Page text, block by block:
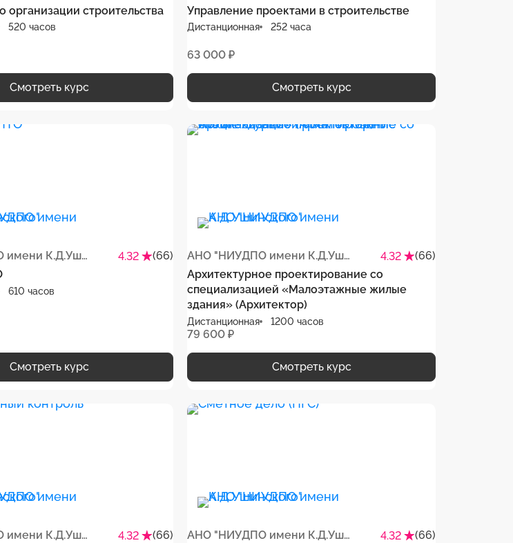
организации строительства
520 часов
Смотреть курс
Управление проектами в строительстве
Дистанционная 252 часа
63 000 ₽
Смотреть курс
АНО "НИУДПО имени К.Д.Ушинского" 4.32
(66)
610 часов
Смотреть курс
АНО "НИУДПО имени К.Д.Ушинского" 4.32
(66)
Архитектурное проектирование со
специализацией «Малоэтажные жилые
здания» (Архитектор)
Дистанционная 1200 часов
79 600 ₽
Смотреть курс
АНО "НИУДПО имени К.Д.Ушинского" 4.32
(66)
АНО "НИУДПО имени К.Д.Ушинского" 4.32
(66)